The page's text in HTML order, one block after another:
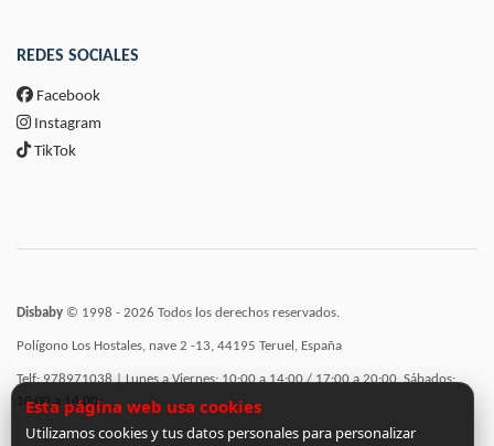
REDES SOCIALES
Facebook
Instagram
TikTok
Disbaby © 1998 - 2026 Todos los derechos reservados.
Polígono Los Hostales, nave 2 -13, 44195 Teruel, España
Telf: 978971038 | Lunes a Viernes: 10:00 a 14:00 / 17:00 a 20:00, Sábados:
10:00 a 14:00
Esta página web usa cookies
Utilizamos cookies y tus datos personales para personalizar